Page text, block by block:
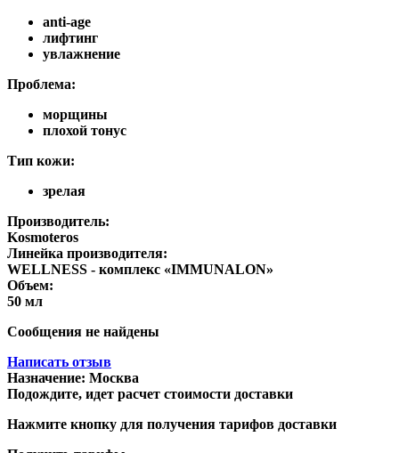
anti-age
лифтинг
увлажнение
Проблема:
морщины
плохой тонус
Тип кожи:
зрелая
Производитель:
Kosmoteros
Линейка производителя:
WELLNESS - комплекс «IMMUNALON»
Объем:
50 мл
Сообщения не найдены
Написать отзыв
Назначение: Москва
Подождите, идет расчет стоимости доставки
Нажмите кнопку для получения тарифов доставки